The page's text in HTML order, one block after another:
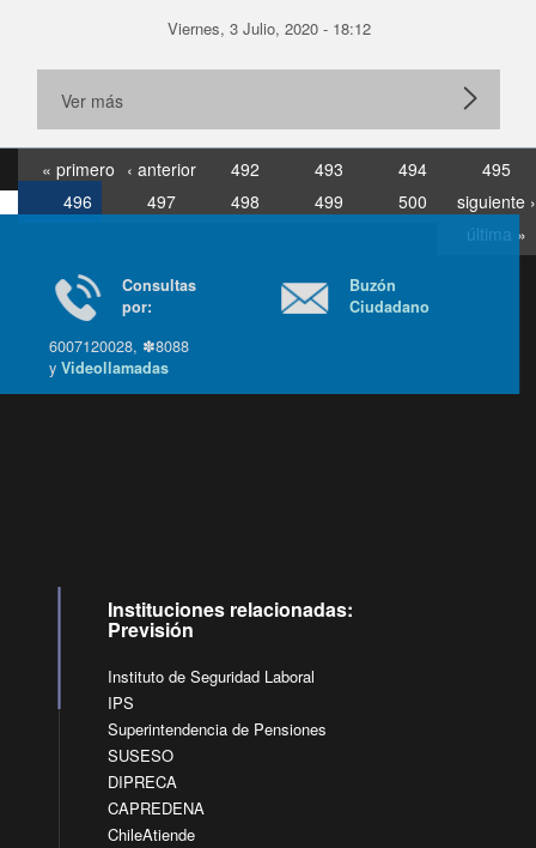
Viernes, 3 Julio, 2020 - 18:12
Ver más
« primero ‹ anterior 492 493 494
495
496
497 498 499 500
siguiente ›
última »
Consultas
por:
6007120028, ✽8088
yVideollamadas
Buzón
Ciudadano
Instituciones relacionadas:
Previsión
Instituto de Seguridad Laboral
IPS
Superintendencia de Pensiones
SUSESO
DIPRECA
CAPREDENA
ChileAtiende